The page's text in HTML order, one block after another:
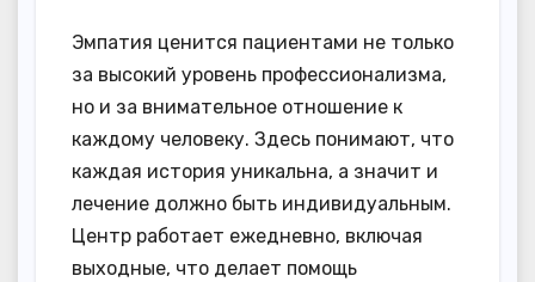
Эмпатия ценится пациентами не только
за высокий уровень профессионализма,
но и за внимательное отношение к
каждому человеку. Здесь понимают, что
каждая история уникальна, а значит и
лечение должно быть индивидуальным.
Центр работает ежедневно, включая
выходные, что делает помощь